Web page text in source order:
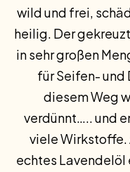
wild und frei,
heilig. Der
in sehr großen
für Seifen-
diesem Weg
verdünnt….. und
viele Wirkstoffe.
echtes Lavendelöl